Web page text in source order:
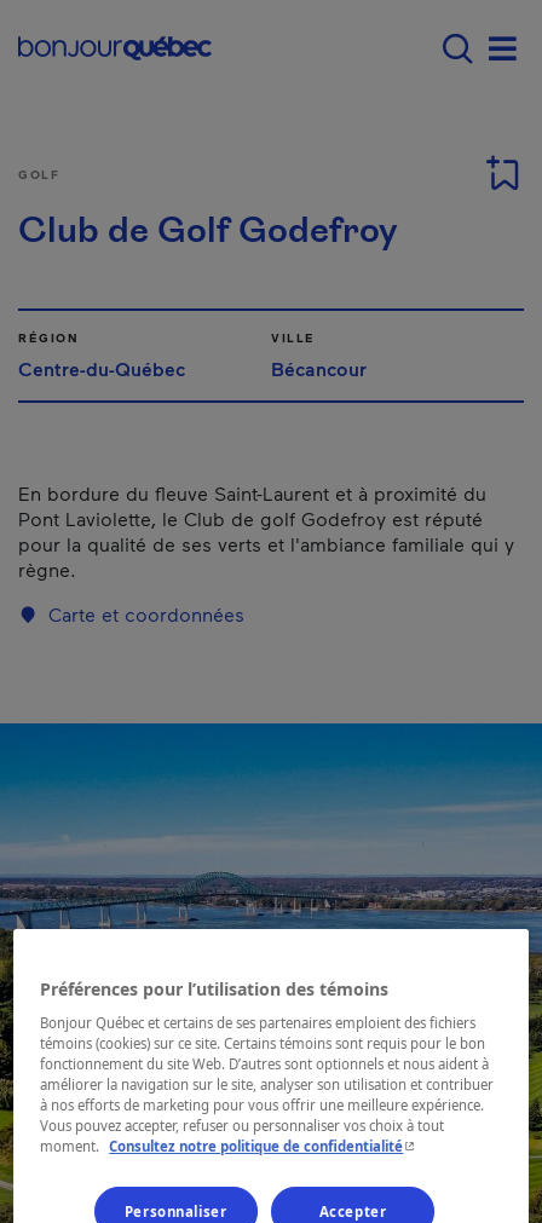
Main navigation -
GOLF
Club de Golf Godefroy
RÉGION
Centre-du-Québec
VILLE
Bécancour
En bordure du fleuve Saint-Laurent et à proximité du
Pont Laviolette, le Club de golf Godefroy est réputé
pour la qualité de ses verts et l'ambiance familiale qui y
règne.
Carte et coordonnées
Préférences pour l’utilisation des témoins
Bonjour Québec et certains de ses partenaires emploient des fichiers
témoins (cookies) sur ce site. Certains témoins sont requis pour le bon
fonctionnement du site Web. D’autres sont optionnels et nous aident à
améliorer la navigation sur le site, analyser son utilisation et contribuer
à nos efforts de marketing pour vous offrir une meilleure expérience.
Vous pouvez accepter, refuser ou personnaliser vos choix à tout
moment.
Consultez notre politique de confidentialité- Cet hyperlien
Personnaliser Accepter